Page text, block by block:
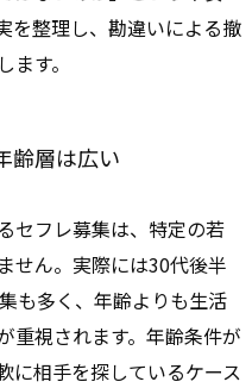
を整理し、勘違いによる撤
す。
齢層は広い
セフレ募集は、特定の若
せん。実際には30代後半
も多く、年齢よりも生活
重視されます。年齢条件が
に相手を探しているケース